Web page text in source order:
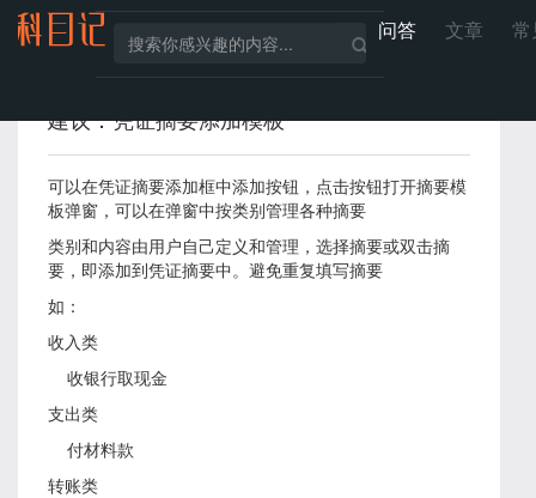
问答 文章 常
建议：凭证摘要添加模板
可以在凭证摘要添加框中添加按钮，点击按钮打开摘要模
板弹窗，可以在弹窗中按类别管理各种摘要
类别和内容由用户自己定义和管理，选择摘要或双击摘
要，即添加到凭证摘要中。避免重复填写摘要
如：
收入类
收银行取现金
支出类
付材料款
转账类